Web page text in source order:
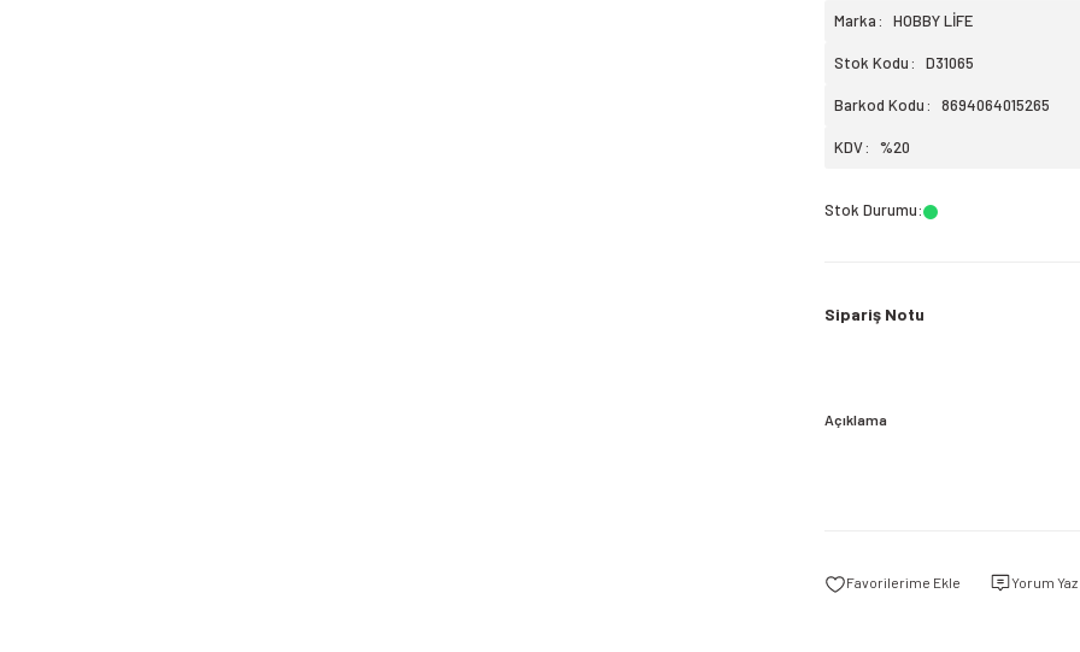
Marka HOBBY LİFE
Stok Kodu D31065
Barkod Kodu 8694064015265
KDV %20
Stok Durumu:
Sipariş Notu
Açıklama
Yorum Yaz